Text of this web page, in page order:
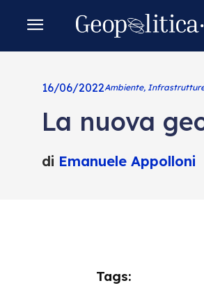
16/06/2022Ambiente,
La nuova
di Emanuele Appolloni
Tags: